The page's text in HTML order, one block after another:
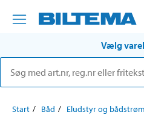
Vælg
Start Båd Eludstyr og bådstrøm